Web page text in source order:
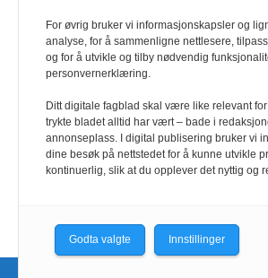
også egne abonnementer for biblioteker og
Redaksjonen
For øvrig bruker vi informasjonskapsler og
analyse, for å sammenligne nettlesere,
og for å utvikle og tilby nødvendig
personvernerklæring.
Ditt digitale fagblad skal være like relevant
trykte bladet alltid har vært – bade i
annonseplass. I digital publisering bruker vi
dine besøk på nettstedet for å kunne utvikle
kontinuerlig, slik at du opplever det nyttig og
Godta valgte Innstillinger